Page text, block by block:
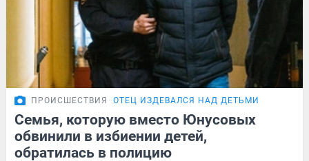
ПРОИСШЕСТВИЯ ОТЕЦ ИЗДЕВАЛСЯ НАД ДЕТЬМИ
Семья, которую вместо Юнусовых
обвинили в избиении детей,
обратилась в полицию